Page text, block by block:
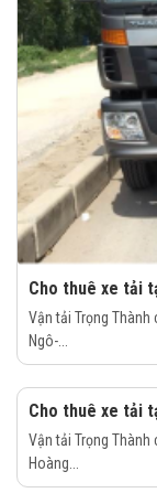
Cho thuê xe tải
Vận tải Trọng
Ngô-...
Cho thuê xe tải
Vận tải Trọng Thành
Hoàng...